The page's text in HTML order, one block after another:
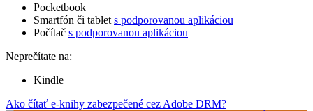
Pocketbook
Smartfón či tablet s podporovanou aplikáciou
Počítač s podporovanou aplikáciou
Neprečítate na:
Kindle
Ako čítať e-knihy zabezpečené cez Adobe DRM?